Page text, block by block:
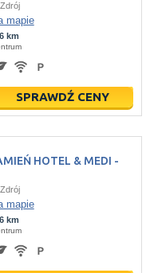
mapie
km
SPRAWDŹ CENY
HOTEL & MEDI -
mapie
km